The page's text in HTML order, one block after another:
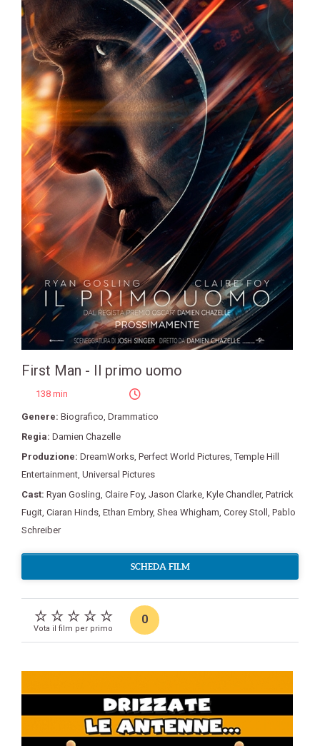
First Man - Il primo uomo
138 min
Genere: Biografico Drammatico
Regia: Damien Chazelle
Produzione: DreamWorks Perfect World Pictures ,Temple Hill
Entertainment Universal Pictures
Cast: Ryan Gosling Claire Foy, Jason Clarke Kyle Chandler, Patrick
Fugit Ciaran Hinds Ethan Embry, Shea Whigham Corey Stoll Pablo
Schreiber
SCHEDA FILM
Vota il film per primo
0